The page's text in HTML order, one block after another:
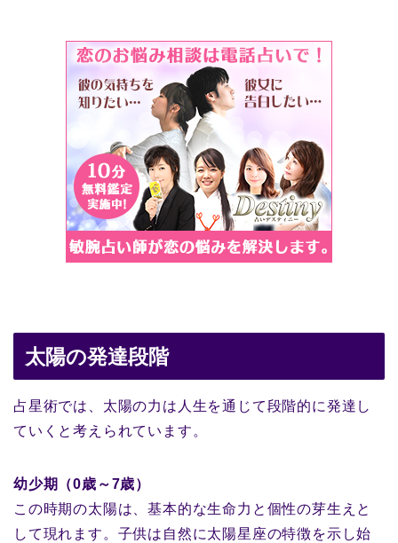
太陽の発達段階
占星術では、太陽の力は人生を通じて段階的に発達し
ていくと考えられています。
幼少期（0歳～7歳）
この時期の太陽は、基本的な生命力と個性の芽生えと
して現れます。子供は自然に太陽星座の特徴を示し始